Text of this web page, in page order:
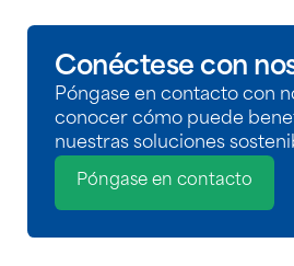
Conéctese con
Póngase en contacto con
conocer cómo puede
nuestras soluciones
Póngase en contacto